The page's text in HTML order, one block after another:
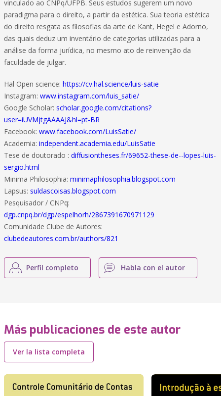
vinculado ao CNPq/UFPB. Seus estudos sugerem um novo
paradigma para o direito, a partir da estética. Sua teoria estética
do direito resgata as filosofias da arte de Kant, Hegel e Adorno,
das quais deduz um inventário de categorias utilizadas para a
análise da forma jurídica, no mesmo ato de reinvenção da
faculdade de julgar.
Hal Open science: https://cv.hal.science/luis-satie
Instagram: www.instagram.com/luis_satie/
Google Scholar: scholar.google.com/citations?
user=iUVMjtgAAAAJ&hl=pt-BR
Facebook: www.facebook.com/LuisSatie/
Academia: independent.academia.edu/LuisSatie
Tese de doutorado : diffusiontheses.fr/69652-these-de--lopes-luis-
sergio.html
Minima Philosophia: minimaphilosophia.blogspot.com
Lapsus: suldascoisas.blogspot.com
Pesquisador / CNPq:
dgp.cnpq.br/dgp/espelhorh/2867391670971129
Comunidade Clube de Autores:
clubedeautores.com.br/authors/821
Perfil completo Habla con el autor
Más publicaciones de este autor
Ver la lista completa